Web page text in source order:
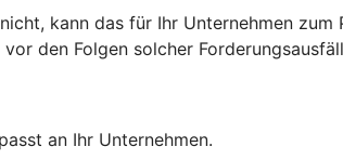
kann das für Ihr Unternehmen
den Folgen solcher
an Ihr Unternehmen.